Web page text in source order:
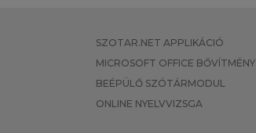
SZOTAR.NET APPLIKÁCIÓ
MICROSOFT OFFICE BŐVÍTMÉNY
BEÉPÜLŐ SZÓTÁRMODUL
ONLINE NYELVVIZSGA